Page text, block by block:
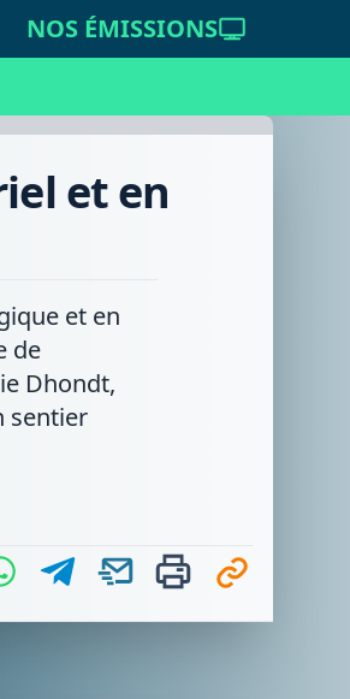
NOS ÉMISSIONS
et en
et en
de
Dhondt,
sentier